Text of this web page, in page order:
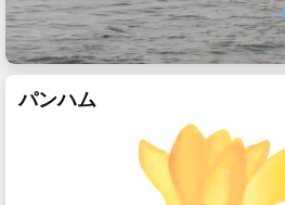
パンハム